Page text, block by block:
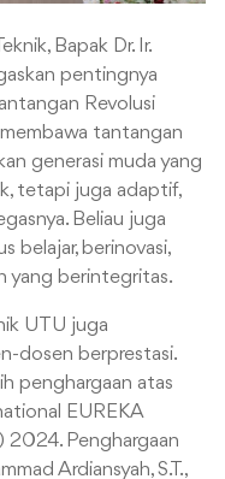
Bapak Dr. Ir.
pentingnya
Revolusi
tantangan
generasi muda yang
tetapi juga adaptif,
Beliau juga
belajar, berinovasi,
yang berintegritas.
UTU juga
dosen berprestasi.
penghargaan atas
EUREKA
Penghargaan
Ardiansyah, S.T.,